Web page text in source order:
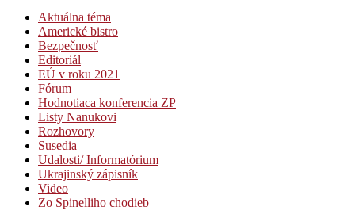
Aktuálna téma
Americké bistro
Bezpečnosť
Editoriál
EÚ v roku 2021
Fórum
Hodnotiaca konferencia ZP
Listy Nanukovi
Rozhovory
Susedia
Udalosti/ Informatórium
Ukrajinský zápisník
Video
Zo Spinelliho chodieb